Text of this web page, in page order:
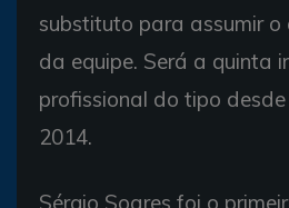
substituto para assumir o
da equipe. Será a quinta
profissional do tipo
2014.
Sérgio Soares foi o